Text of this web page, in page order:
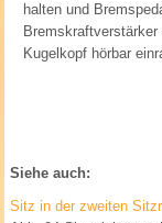
halten und
Kugelkopf hörbar
Siehe auch:
Sitz in der zweiten